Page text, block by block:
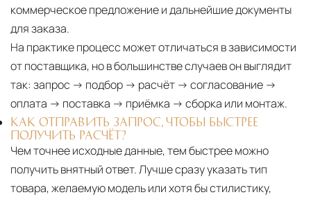
коммерческое предложение и дальнейшие документы
для заказа.
На практике процесс может отличаться в зависимости
от поставщика, но в большинстве случаев он выглядит
так: запрос → подбор → расчёт → согласование →
оплата → поставка → приёмка → сборка или монтаж.
КАК ОТПРАВИТЬ ЗАПРОС, ЧТОБЫ БЫСТРЕЕ
ПОЛУЧИТЬ РАСЧЁТ?
Чем точнее исходные данные, тем быстрее можно
получить внятный ответ. Лучше сразу указать тип
товара, желаемую модель или хотя бы стилистику,